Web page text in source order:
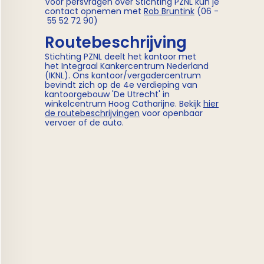
contact opnemen met Rob Bruntink (06 -
55 52 72 90)
Routebeschrijving
Stichting PZNL deelt het kantoor met
het Integraal Kankercentrum Nederland
(IKNL). Ons kantoor/vergadercentrum
bevindt zich op de 4e verdieping van
kantoorgebouw 'De Utrecht' in
winkelcentrum Hoog Catharijne. Bekijk hier
de routebeschrijvingen voor openbaar
vervoer of de auto.